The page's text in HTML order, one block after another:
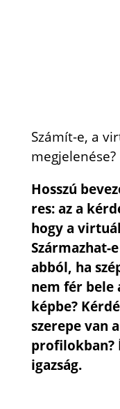
Számít-e, a
megjelenése?
Hosszú
res: az a
hogy a
Származhat-
abból, ha
nem fér bele
képbe?
szerepe van
profilokban?
igazság.